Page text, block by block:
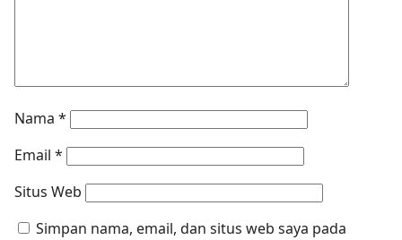
Nama *
Email *
Situs Web
Simpan nama, email, dan situs web saya pada